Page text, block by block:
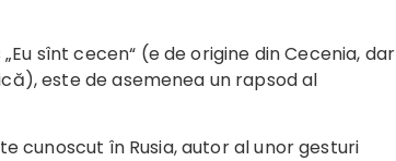
sînt cecen“ (e de origine din Cecenia, dar
este de asemenea un rapsod al
cunoscut în Rusia, autor al unor gesturi